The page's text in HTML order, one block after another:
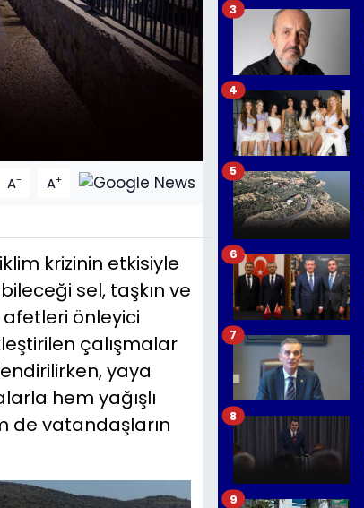
A- A+
krizinin etkisiyle
sel, taşkın ve
afetleri önleyici
çalışmalar
yaya
hem yağışlı
de vatandaşların
3
4
5
6
7
8
9